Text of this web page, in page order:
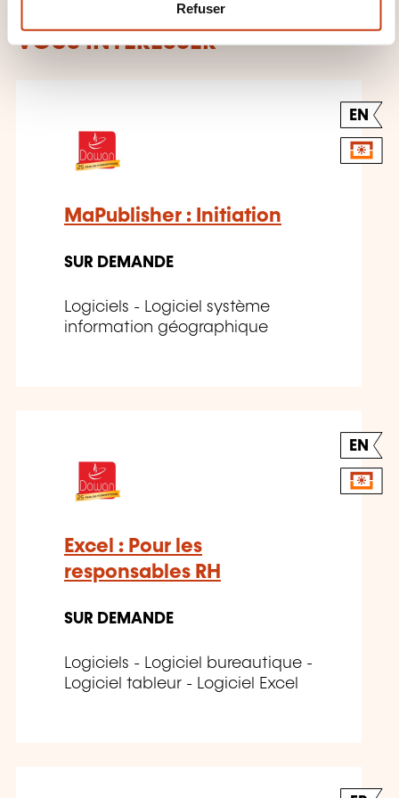
n
Refuser
CES FORMATIONS POURRAIENT
VOUS INTÉRESSER
EN
MaPublisher : Initiation
SUR DEMANDE
Logiciels - Logiciel système
information géographique
EN
Excel : Pour les
responsables RH
SUR DEMANDE
Logiciels - Logiciel bureautique -
Logiciel tableur - Logiciel Excel